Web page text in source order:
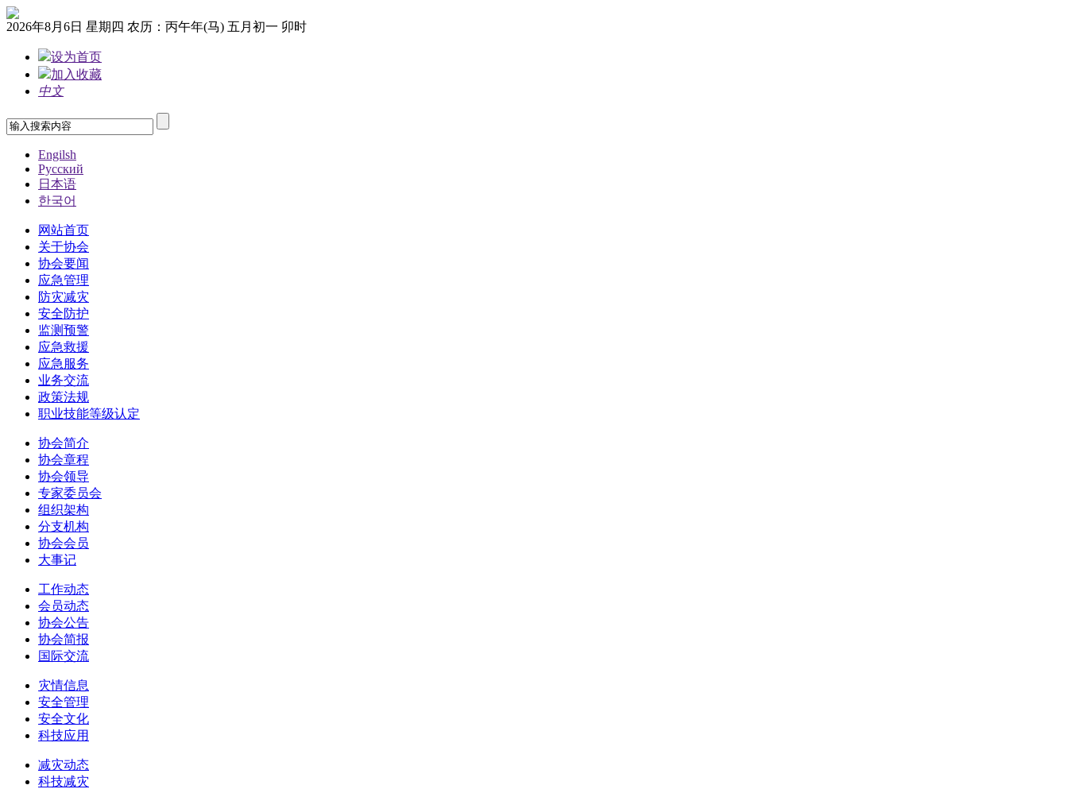
2026年8月6日 星期四 农历：丙午年(马) 五月初一 卯时
设为首页
加入收藏
中文
Engilsh
Pусский
日本语
한국어
网站首页
关于协会
协会要闻
应急管理
防灾减灾
安全防护
监测预警
应急救援
应急服务
业务交流
政策法规
职业技能等级认定
协会简介
协会章程
协会领导
专家委员会
组织架构
分支机构
协会会员
大事记
工作动态
会员动态
协会公告
协会简报
国际交流
灾情信息
安全管理
安全文化
科技应用
减灾动态
科技减灾